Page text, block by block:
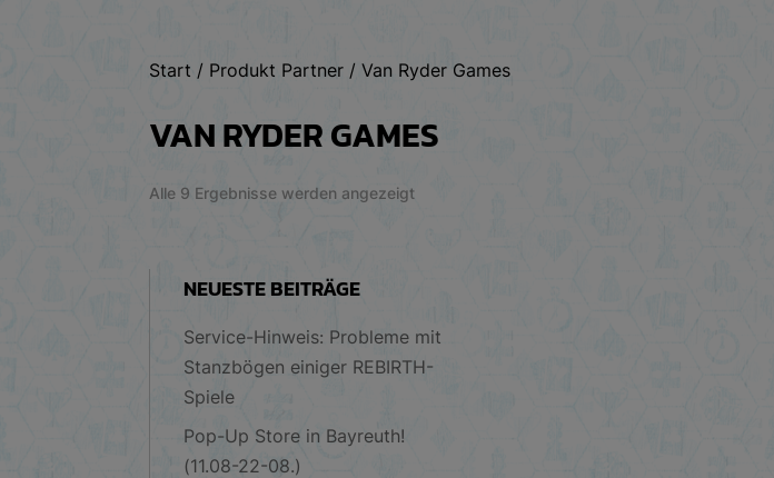
Start / Produkt Partner / Van Ryder Games
VAN RYDER GAMES
Alle 9 Ergebnisse werden angezeigt
NEUESTE BEITRÄGE
Service-Hinweis: Probleme mit
Stanzbögen einiger REBIRTH-
Spiele
Pop-Up Store in Bayreuth!
(11.08-22-08.)